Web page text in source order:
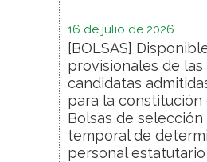
16 de julio de 2026
[BOLSAS]
provisionales de las
candidatas
para la constitución
Bolsas de
temporal de
personal estatutario